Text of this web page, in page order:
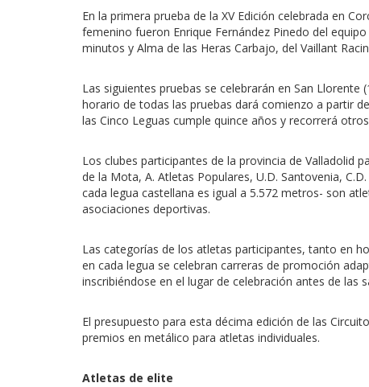
En la primera prueba de la XV Edición celebrada en
femenino fueron Enrique Fernández Pinedo del
minutos y Alma de las Heras Carbajo, del Vaillant
Las siguientes pruebas se celebrarán en San Llorente
horario de todas las pruebas dará comienzo a partir
las Cinco Leguas cumple quince años y recorrerá
Los clubes participantes de la provincia de Valladolid
de la Mota, A. Atletas Populares, U.D. Santovenia,
cada legua castellana es igual a 5.572 metros- son
asociaciones deportivas.
Las categorías de los atletas participantes, tanto en
en cada legua se celebran carreras de promoción
inscribiéndose en el lugar de celebración antes de las
El presupuesto para esta décima edición de las
premios en metálico para atletas individuales.
Atletas de elite